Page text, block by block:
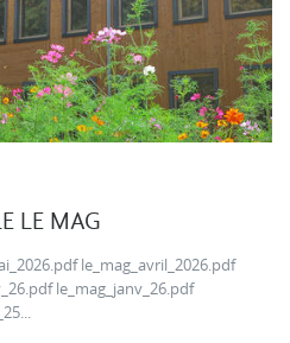
LE MAG
le_mag_avril_2026.pdf
le_mag_janv_26.pdf